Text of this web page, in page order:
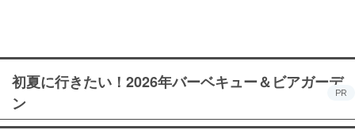
初夏に行きたい！2026年バーベキュー＆ビアガーデ
ン
PR